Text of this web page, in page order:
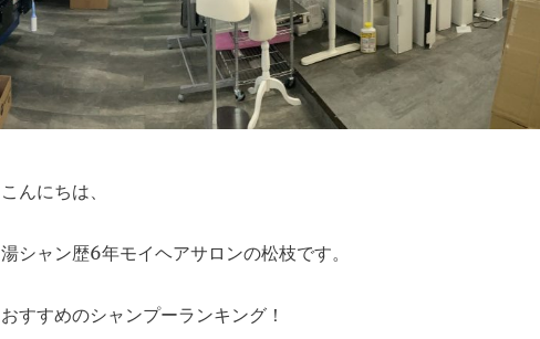
こんにちは、
湯シャン歴6年モイヘアサロンの松枝です。
おすすめのシャンプーランキング！